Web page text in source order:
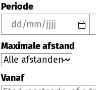
Periode
Maximale afstand
Vanaf